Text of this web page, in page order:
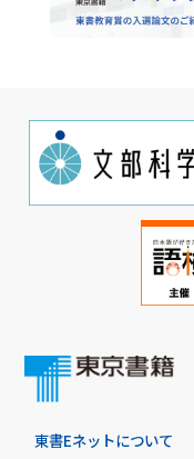
東書Eネットについて